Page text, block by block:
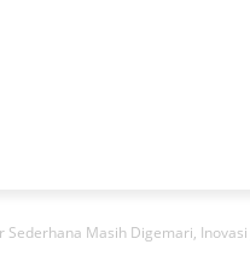
Masih Digemari,